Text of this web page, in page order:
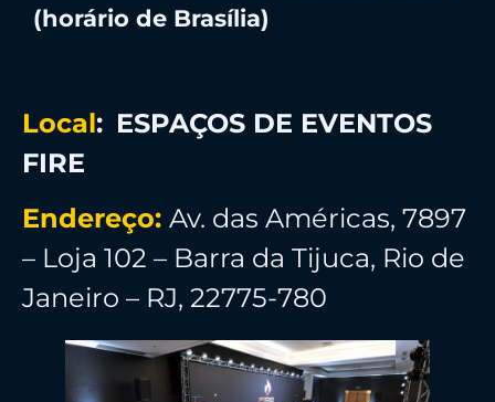
(horário de Brasília)
Local: ESPAÇOS DE EVENTOS
FIRE
Endereço: Av. das Américas, 7897
– Loja 102 – Barra da Tijuca, Rio de
Janeiro – RJ, 22775-780